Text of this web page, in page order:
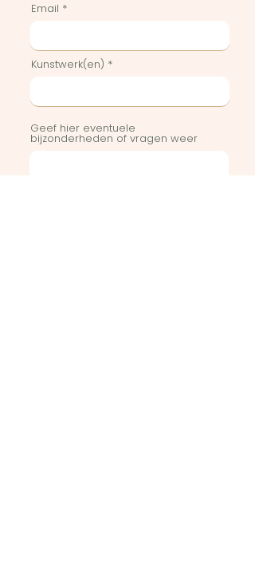
Email
Kunstwerk(en)
Geef hier eventuele
bijzonderheden of vragen weer